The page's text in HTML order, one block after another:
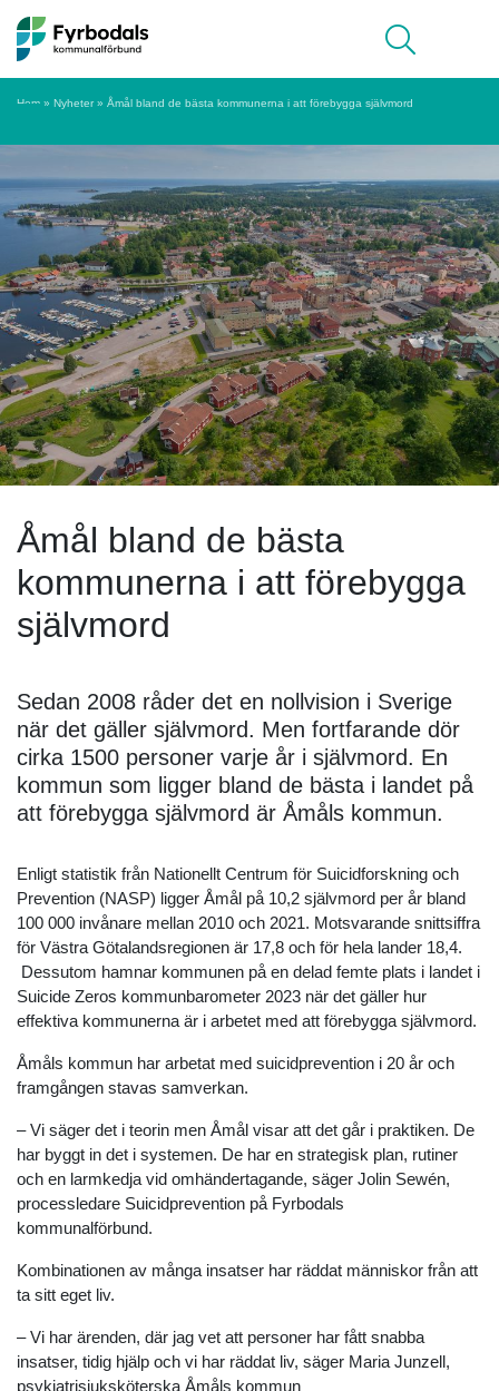
Meny
Hem » Nyheter» Åmål bland de bästa kommunerna i att förebygga självmord
Åmål bland de bästa
kommunerna i att förebygga
självmord
Sedan 2008 råder det en nollvision i Sverige
när det gäller självmord. Men fortfarande dör
cirka 1500 personer varje år i självmord. En
kommun som ligger bland de bästa i landet på
att förebygga självmord är Åmåls kommun.
Enligt statistik från Nationellt Centrum för Suicidforskning och
Prevention (NASP) ligger Åmål på 10,2 självmord per år bland
100 000 invånare mellan 2010 och 2021. Motsvarande snittsiffra
för Västra Götalandsregionen är 17,8 och för hela lander 18,4.
Dessutom hamnar kommunen på en delad femte plats i landet i
Suicide Zeros kommunbarometer 2023 när det gäller hur
effektiva kommunerna är i arbetet med att förebygga självmord.
Åmåls kommun har arbetat med suicidprevention i 20 år och
framgången stavas samverkan.
– Vi säger det i teorin men Åmål visar att det går i praktiken. De
har byggt in det i systemen. De har en strategisk plan, rutiner
och en larmkedja vid omhändertagande, säger Jolin Sewén,
processledare Suicidprevention på Fyrbodals
kommunalförbund.
Kombinationen av många insatser har räddat människor från att
ta sitt eget liv.
– Vi har ärenden, där jag vet att personer har fått snabba
insatser, tidig hjälp och vi har räddat liv, säger Maria Junzell,
psykiatrisjuksköterska Åmåls kommun